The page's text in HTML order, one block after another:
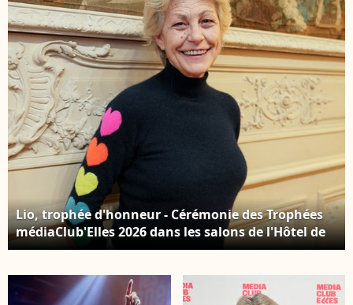
Lio, trophée d'honneur - Cérémonie des Trophées
médiaClub'Elles 2026 dans les salons de l'Hôtel de
Lassay le 4 février 2026. © Anne-Sophie Guebey /